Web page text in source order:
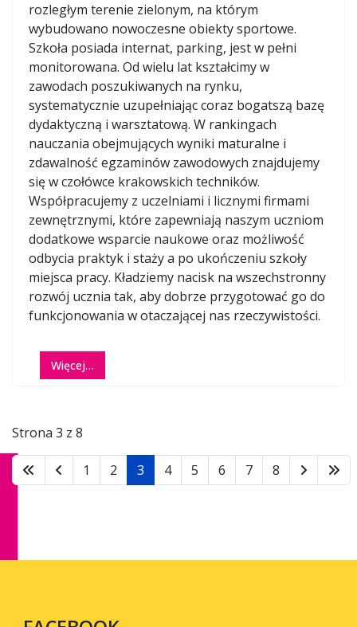
rozległym terenie zielonym, na którym
wybudowano nowoczesne obiekty sportowe.
Szkoła posiada internat, parking, jest w pełni
monitorowana. Od wielu lat kształcimy w
zawodach poszukiwanych na rynku,
systematycznie uzupełniając coraz bogatszą bazę
dydaktyczną i warsztatową. W rankingach
nauczania obejmujących wyniki maturalne i
zdawalność egzaminów zawodowych znajdujemy
się w czołówce krakowskich techników.
Współpracujemy z uczelniami i licznymi firmami
zewnętrznymi, które zapewniają naszym uczniom
dodatkowe wsparcie naukowe oraz możliwość
odbycia praktyk i staży a po ukończeniu szkoły
miejsca pracy. Kładziemy nacisk na wszechstronny
rozwój ucznia tak, aby dobrze przygotować go do
funkcjonowania w otaczającej nas rzeczywistości.
Więcej…
Strona 3 z 8
1 2 3 4 5 6 7 8